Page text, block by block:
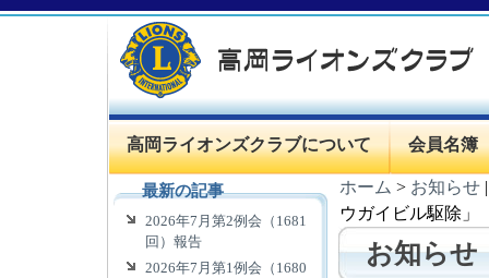
高岡ライオンズクラブについて 会員名簿
ホーム > お知らせ
ウガイビル駆除」
お知らせ
最新の記事
2026年7月第2例会（1681
回）報告
2026年7月第1例会（1680